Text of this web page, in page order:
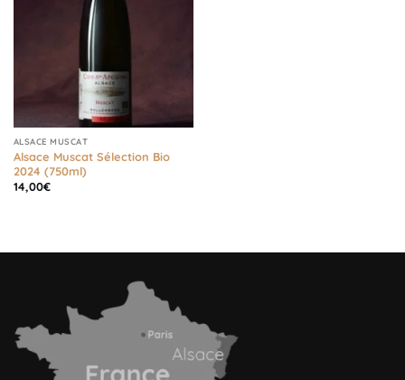
ALSACE MUSCAT
Alsace Muscat Sélection Bio
2024 (750ml)
14,00€